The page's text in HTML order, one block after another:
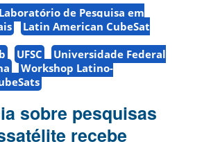
Laboratório de Pesquisa em
Latin American CubeSat
UFSC
Universidade Federal
Workshop Latino-
sobre pesquisas
recebe